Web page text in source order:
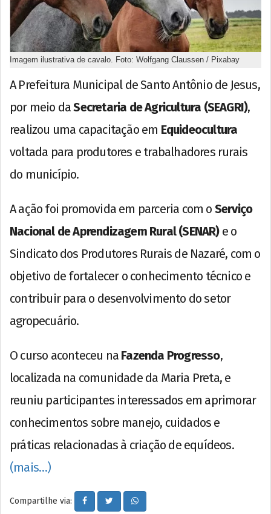
Imagem ilustrativa de cavalo. Foto: Wolfgang Claussen / Pixabay
A Prefeitura Municipal de Santo Antônio de Jesus,
por meio daSecretaria de Agricultura (SEAGRI),
realizou uma capacitação em Equideocultura
voltada para produtores e trabalhadores rurais
do município.
A ação foi promovida em parceria com o Serviço
Nacional de Aprendizagem Rural (SENAR)e o
Sindicato dos Produtores Rurais de Nazaré, com o
objetivo de fortalecer o conhecimento técnico e
contribuir para o desenvolvimento do setor
agropecuário.
O curso aconteceu na Fazenda Progresso,
localizada na comunidade da Maria Preta, e
reuniu participantes interessados em aprimorar
conhecimentos sobre manejo, cuidados e
práticas relacionadas à criação de equídeos.
(mais…)
Compartilhe via: